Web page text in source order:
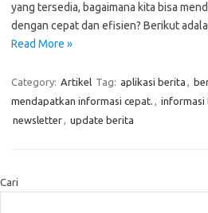
yang tersedia, bagaimana kita bisa
dengan cepat dan efisien? Berikut
Read More »
Category: Artikel Tag: aplikasi berita ,
mendapatkan informasi cepat. , informasi
newsletter, update berita
Cari